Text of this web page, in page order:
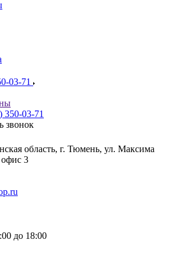
03-71
350-03-71
звонок
область, г. Тюмень, ул. Максима
офис 3
до 18:00